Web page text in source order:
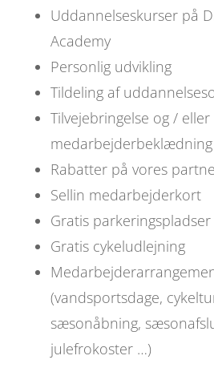
Uddannelseskurser på
Academy
Personlig udvikling
Tildeling af
Tilvejebringelse og /
medarbejderbeklædning
Rabatter på vores
Sellin medarbejderkort
Gratis
Gratis cykeludlejning
(vandsportsdage,
sæsonåbning,
julefrokoster …)